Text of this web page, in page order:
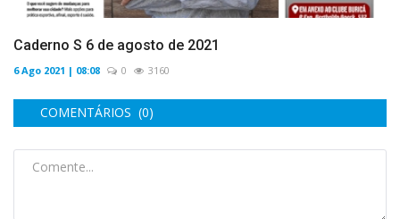
Caderno S 6 de agosto de 2021
6 Ago 2021 | 08:08 0 3160
COMENTÁRIOS (0)